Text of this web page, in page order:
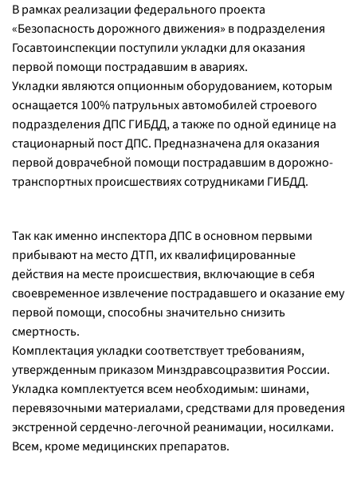
В рамках реализации федерального проекта
«Безопасность дорожного движения» в подразделения
Госавтоинспекции поступили укладки для оказания
первой помощи пострадавшим в авариях.
Укладки являются опционным оборудованием, которым
оснащается 100% патрульных автомобилей строевого
подразделения ДПС ГИБДД, а также по одной единице на
стационарный пост ДПС. Предназначена для оказания
первой доврачебной помощи пострадавшим в дорожно-
транспортных происшествиях сотрудниками ГИБДД.
Так как именно инспектора ДПС в основном первыми
прибывают на место ДТП, их квалифицированные
действия на месте происшествия, включающие в себя
своевременное извлечение пострадавшего и оказание ему
первой помощи, способны значительно снизить
смертность.
Комплектация укладки соответствует требованиям,
утвержденным приказом Минздравсоцразвития России.
Укладка комплектуется всем необходимым: шинами,
перевязочными материалами, средствами для проведения
экстренной сердечно-легочной реанимации, носилками.
Всем, кроме медицинских препаратов.